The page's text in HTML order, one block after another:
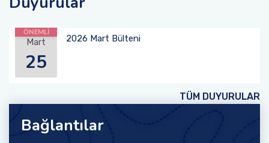
Mart
25
2026 Mart Bülteni
ÖNEMLİ
TÜM DUYURULAR
Bağlantılar